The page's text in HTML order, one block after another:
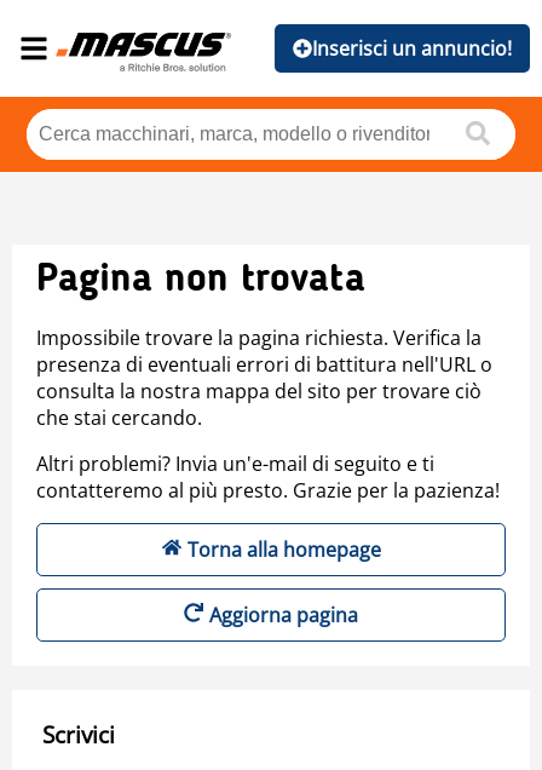
Inserisci un annuncio!
Pagina non trovata
Impossibile trovare la pagina richiesta. Verifica la
presenza di eventuali errori di battitura nell'URL o
consulta la nostra mappa del sito per trovare ciò
che stai cercando.
Altri problemi? Invia un'e-mail di seguito e ti
contatteremo al più presto. Grazie per la pazienza!
Torna alla homepage
Aggiorna pagina
Scrivici